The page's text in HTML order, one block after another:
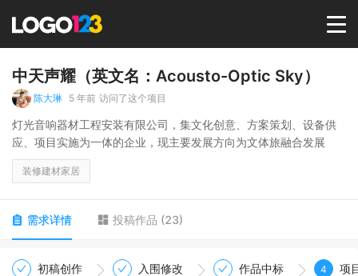
首页
选择套餐→
商标版权
LOGO
中天声耀（英文名：Acousto-Optic Sky）
陈大琳 5 年前 访问了这个项目
灯光音响器材工程安装有限公司，集文化创意、方案策划、设备供
应、项目实施为一体的企业，现主要发展方向为文体旅融合发展
装修建材家居
需求详情 投稿作品 (23)
初稿创作 入围修改 作品中标 4 项